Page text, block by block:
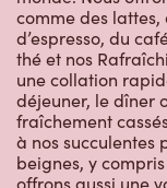
comme des lattes,
d’espresso, du
thé et nos
une collation
déjeuner, le dîner
fraîchement
à nos succulentes
beignes, y
offrons aussi une